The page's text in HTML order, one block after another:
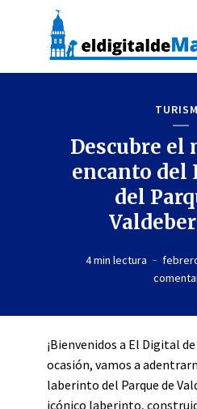
Descubre el
encanto del
del
4 min lectura
¡Bienvenidos a El Digital
ocasión, vamos a
laberinto del Parque de
icónico laberinto,